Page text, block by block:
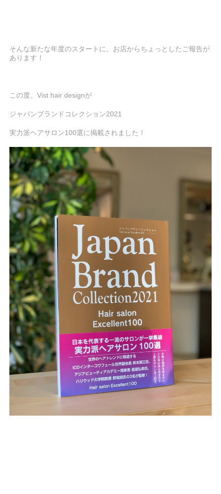
そんな新たな年度のスタートに、お店からちょっとしたご報告が
あります！
この度、Vist hair designが
ジャパンブランドコレクション2021
実力派ヘアサロン100選に掲載されました！